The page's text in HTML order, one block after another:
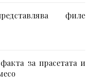
филе
за прасетата и